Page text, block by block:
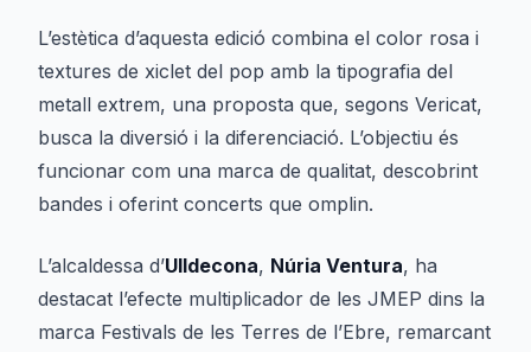
L’estètica d’aquesta edició combina el color rosa i
textures de xiclet del pop amb la tipografia del
metall extrem, una proposta que, segons Vericat,
busca la diversió i la diferenciació. L’objectiu és
funcionar com una marca de qualitat, descobrint
bandes i oferint concerts que omplin.
L’alcaldessa d’Ulldecona, Núria Ventura, ha
destacat l’efecte multiplicador de les JMEP dins la
marca Festivals de les Terres de l’Ebre, remarcant